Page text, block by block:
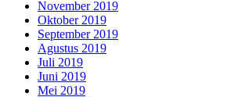
November 2019
Oktober 2019
September 2019
Agustus 2019
Juli 2019
Juni 2019
Mei 2019